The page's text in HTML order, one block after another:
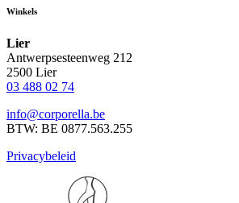
Winkels
Lier
Antwerpsesteenweg 212
2500 Lier
03 488 02 74
info@corporella.be
BTW: BE 0877.563.255
Privacybeleid